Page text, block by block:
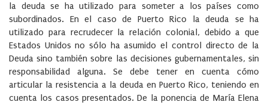
la deuda se ha utilizado para someter a los países como
subordinados. En el caso de Puerto Rico la deuda se ha
utilizado para recrudecer la relación colonial, debido a que
Estados Unidos no sólo ha asumido el control directo de la
Deuda sino también sobre las decisiones gubernamentales, sin
responsabilidad alguna. Se debe tener en cuenta cómo
articular la resistencia a la deuda en Puerto Rico, teniendo en
cuenta los casos presentados. De la ponencia de María Elena